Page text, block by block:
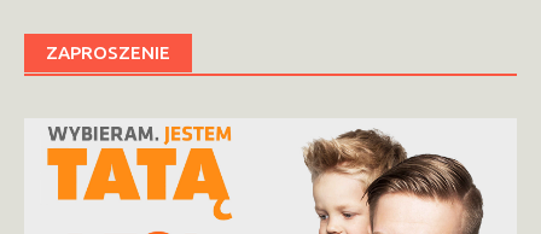
ZAPROSZENIE